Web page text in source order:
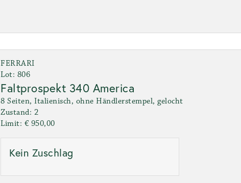
FERRARI
Lot: 806
Faltprospekt 340 America
8 Seiten, Italienisch, ohne Händlerstempel, gelocht
Zustand: 2
Limit: € 950,00
Kein Zuschlag